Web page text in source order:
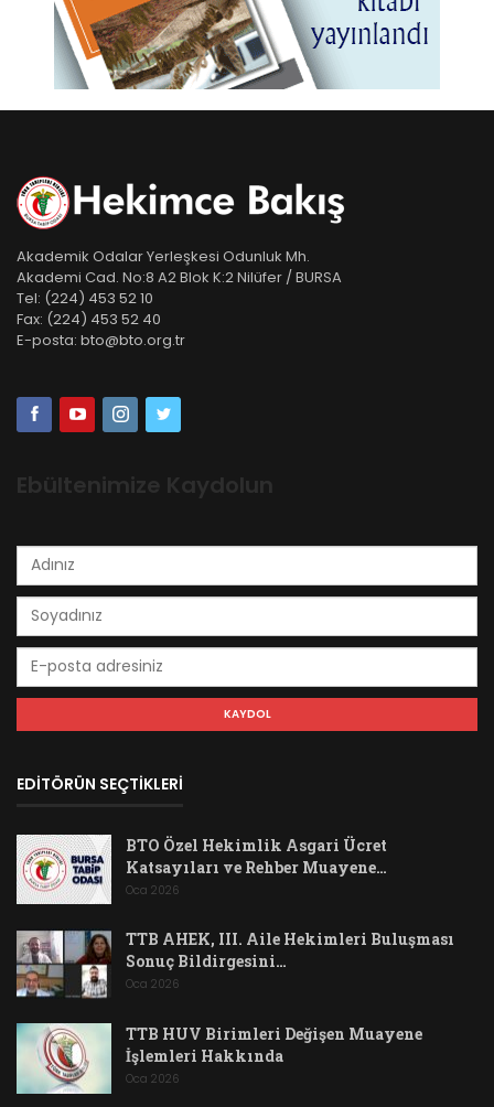
Akademik Odalar Yerleşkesi Odunluk Mh.
Akademi Cad. No:8 A2 Blok K:2 Nilüfer / BURSA
Tel: (224) 453 52 10
Fax: (224) 453 52 40
E-posta: bto@bto.org.tr
Ebültenimize Kaydolun
EDİTÖRÜN SEÇTİKLERİ
BTO Özel Hekimlik Asgari Ücret
Katsayıları ve Rehber Muayene…
Oca 2026
TTB AHEK, III. Aile Hekimleri Buluşması
Sonuç Bildirgesini…
Oca 2026
TTB HUV Birimleri Değişen Muayene
İşlemleri Hakkında
Oca 2026